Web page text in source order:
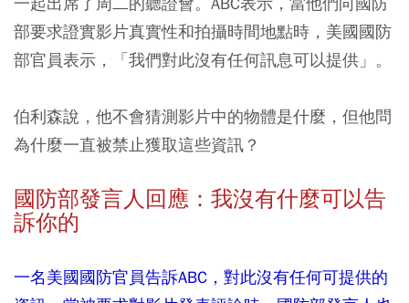
部要求證實影片真實性和拍攝時間地點時，美國國防
部官員表示，「我們對此沒有任何訊息可以提供」。
伯利森說，他不會猜測影片中的物體是什麼，但他問
為什麼一直被禁止獲取這些資訊？
國防部發言人回應：我沒有什麼可以告
訴你的
一名美國國防官員告訴ABC，對此沒有任何可提供的